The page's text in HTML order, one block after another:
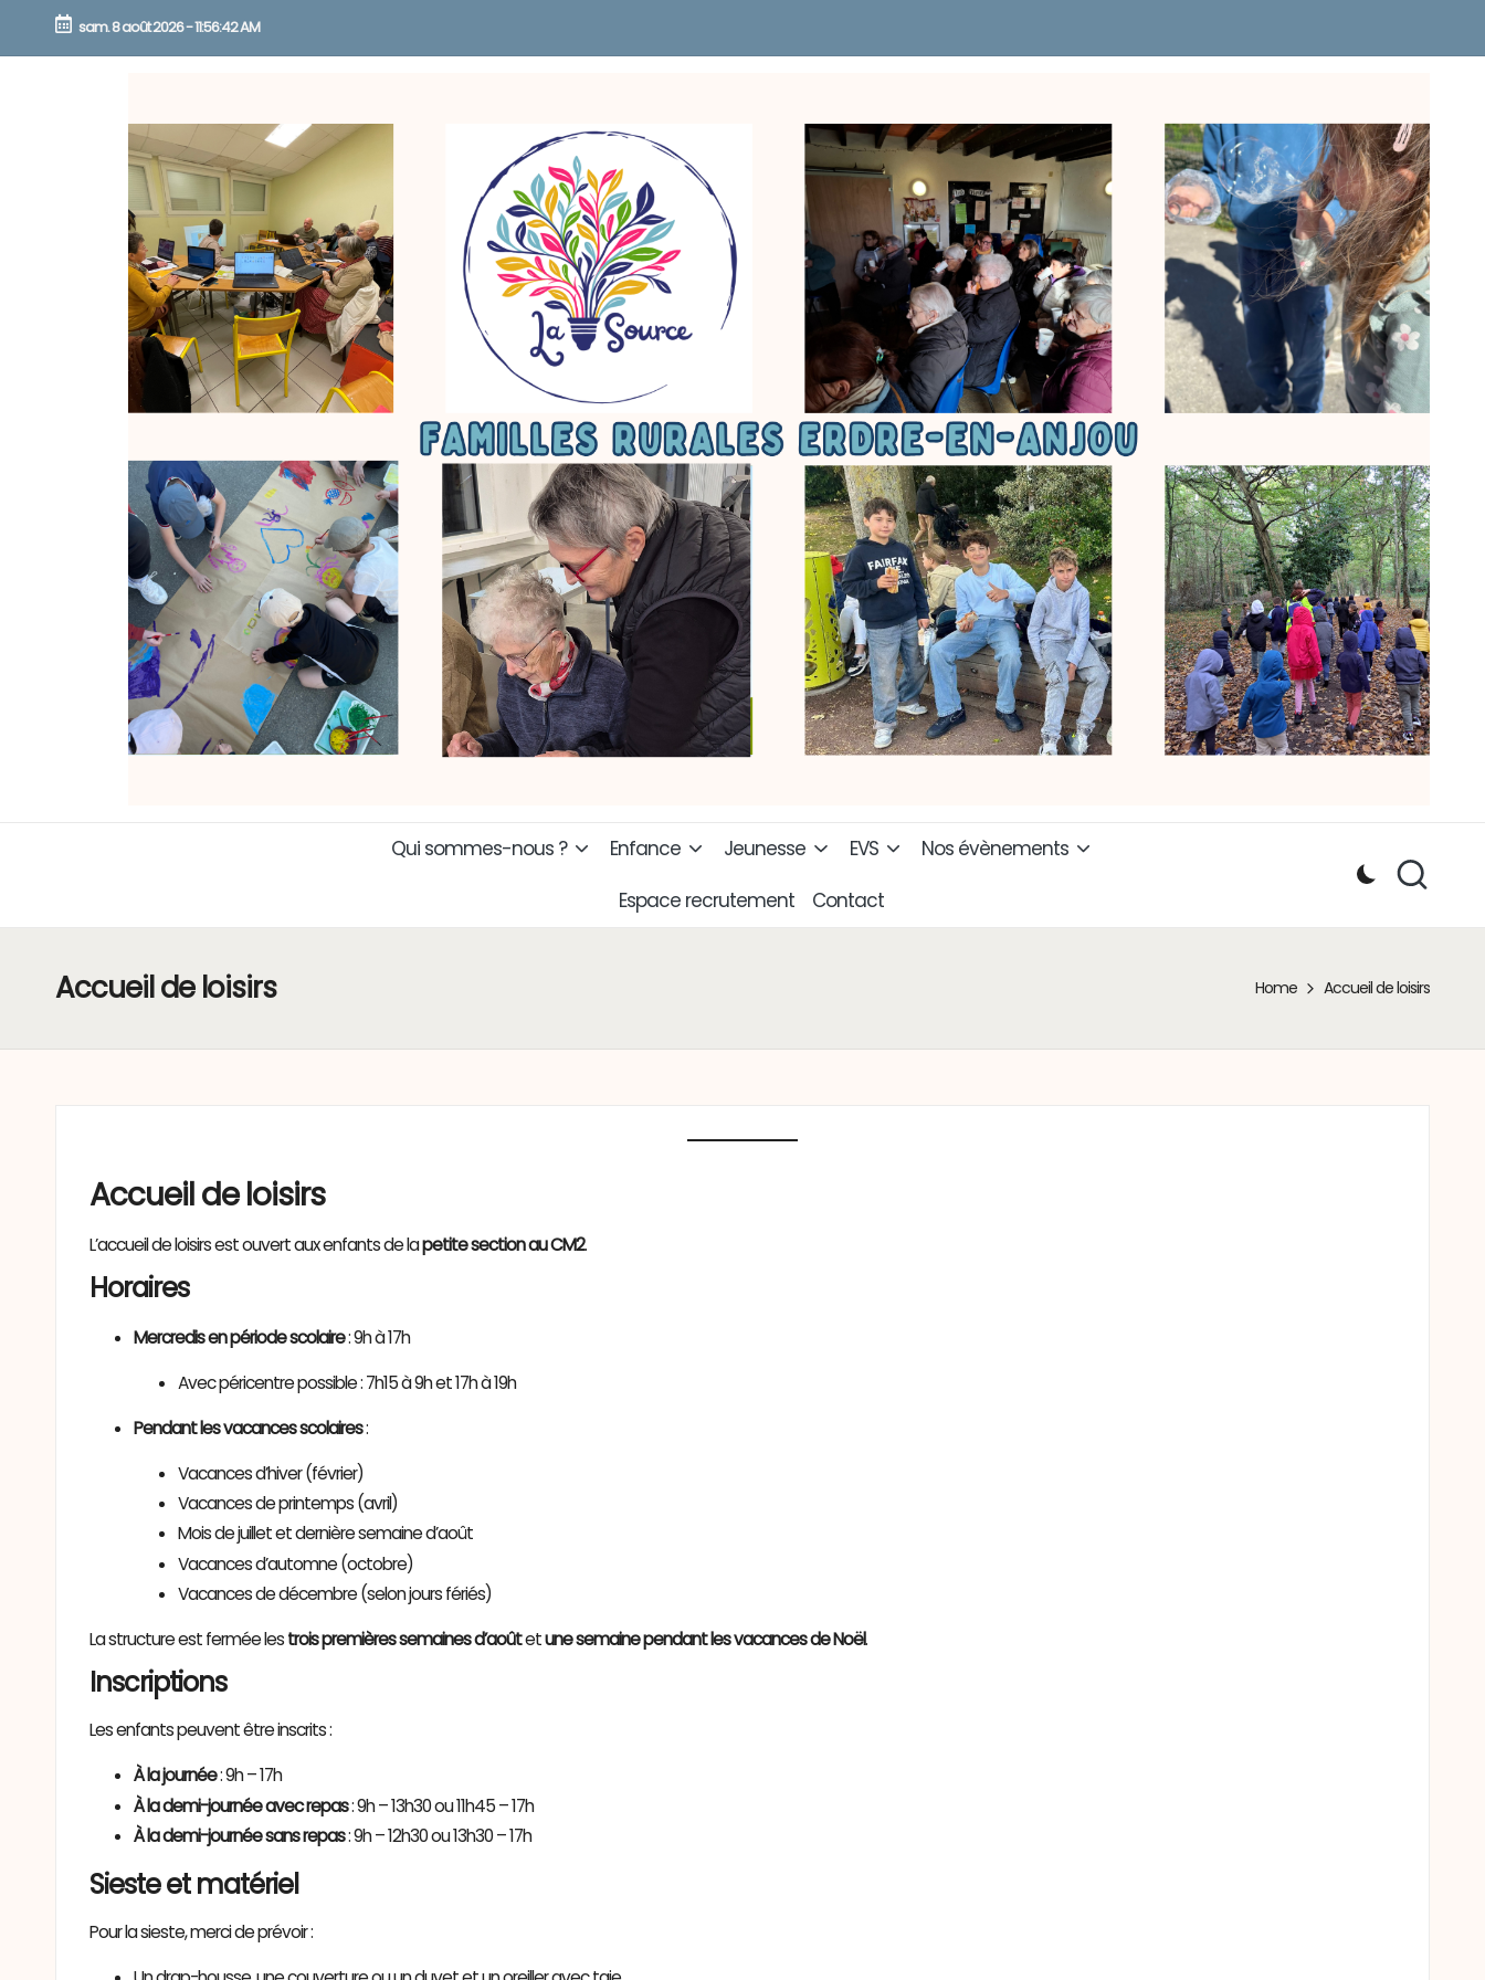
Skip
sam. 8 août 2026-11:56:44 AM
Qui sommes-nous ? Enfance Jeunesse EVS
Nos évènements
Espace recrutement
Contact
Accueil de loisirs Home Accueil de loisirs
Accueil de loisirs
L’accueil de loisirs est ouvert aux enfants de lapetite section au CM2.
Horaires
Mercredis en période scolaire: 9h à 17h
Avec péricentre possible : 7h15 à 9h et 17h à 19h
Pendant les vacances scolaires:
Vacances d’hiver (février)
Vacances de printemps (avril)
Mois de juillet et dernière semaine d’août
Vacances d’automne (octobre)
Vacances de décembre (selon jours fériés)
La structure est fermée lestrois premières semaines d’aoûtetune semaine pendant les vacances de Noël.
Inscriptions
Les enfants peuvent être inscrits :
À la journée: 9h – 17h
À la demi-journée avec repas: 9h – 13h30 ou 11h45 – 17h
À la demi-journée sans repas: 9h – 12h30 ou 13h30 – 17h
Sieste et matériel
Pour la sieste, merci de prévoir :